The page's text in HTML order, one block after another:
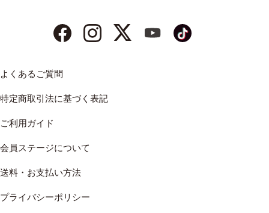
よくあるご質問
特定商取引法に基づく表記
ご利用ガイド
会員ステージについて
送料・お支払い方法
プライバシーポリシー